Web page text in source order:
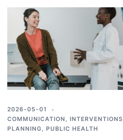
2026-05-01
COMMUNICATION , INTERVENTIONS
PLANNING, PUBLIC HEALTH